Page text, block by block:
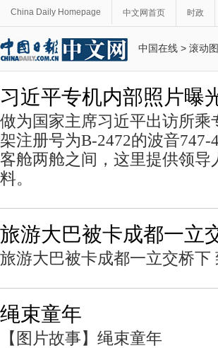
China Daily Homepage 中文网首页 时政
中国在线 > 滚动
习近平专机内部照片曝
做为国家主席习近平出访所乘
架注册号为B-2472的波音
客舱两舱之间，这里提供领
料。
旅游大巴被卡成都一立
旅游大巴被卡成都一立交桥下
绳束童年
【图片故事】绳束童年